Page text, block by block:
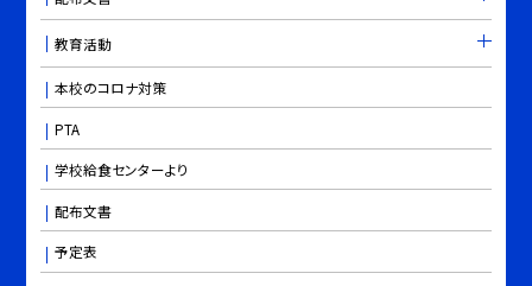
教育活動
本校のコロナ対策
PTA
学校給食センターより
配布文書
予定表